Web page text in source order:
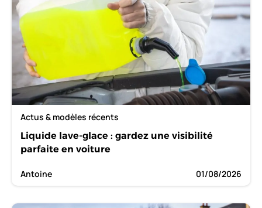
Actus & modèles récents
Liquide lave-glace : gardez une visibilité
parfaite en voiture
Antoine 01/08/2026